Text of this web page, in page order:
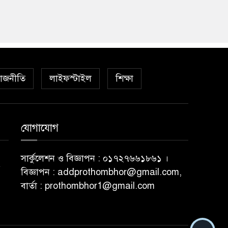
লাইফস্টাইল শিক্ষা
যোগাযোগ
সার্কুলেশন ও বিজ্ঞাপন : ০১৭২৭৬৬১৮৬১ ।
বিজ্ঞাপন : addprothombhor@gmail.com,
বার্তা : prothombhor1@gmail.com